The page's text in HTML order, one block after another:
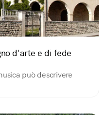
d'arte e di fede
può descrivere